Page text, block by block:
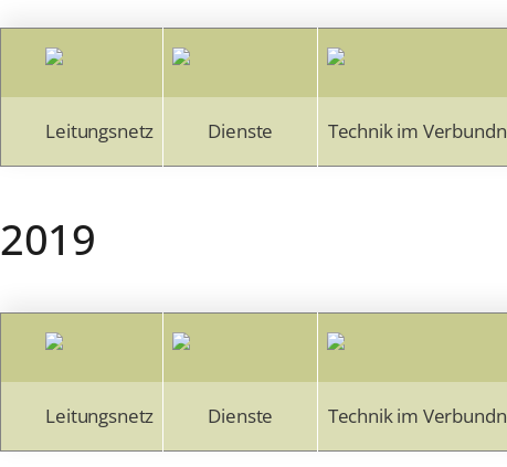
Leitungsnetz Dienste Technik im
2019
Leitungsnetz Dienste Technik im